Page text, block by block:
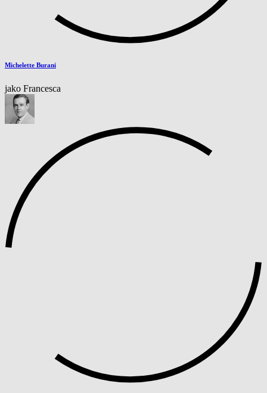
Michelette Burani
jako Francesca